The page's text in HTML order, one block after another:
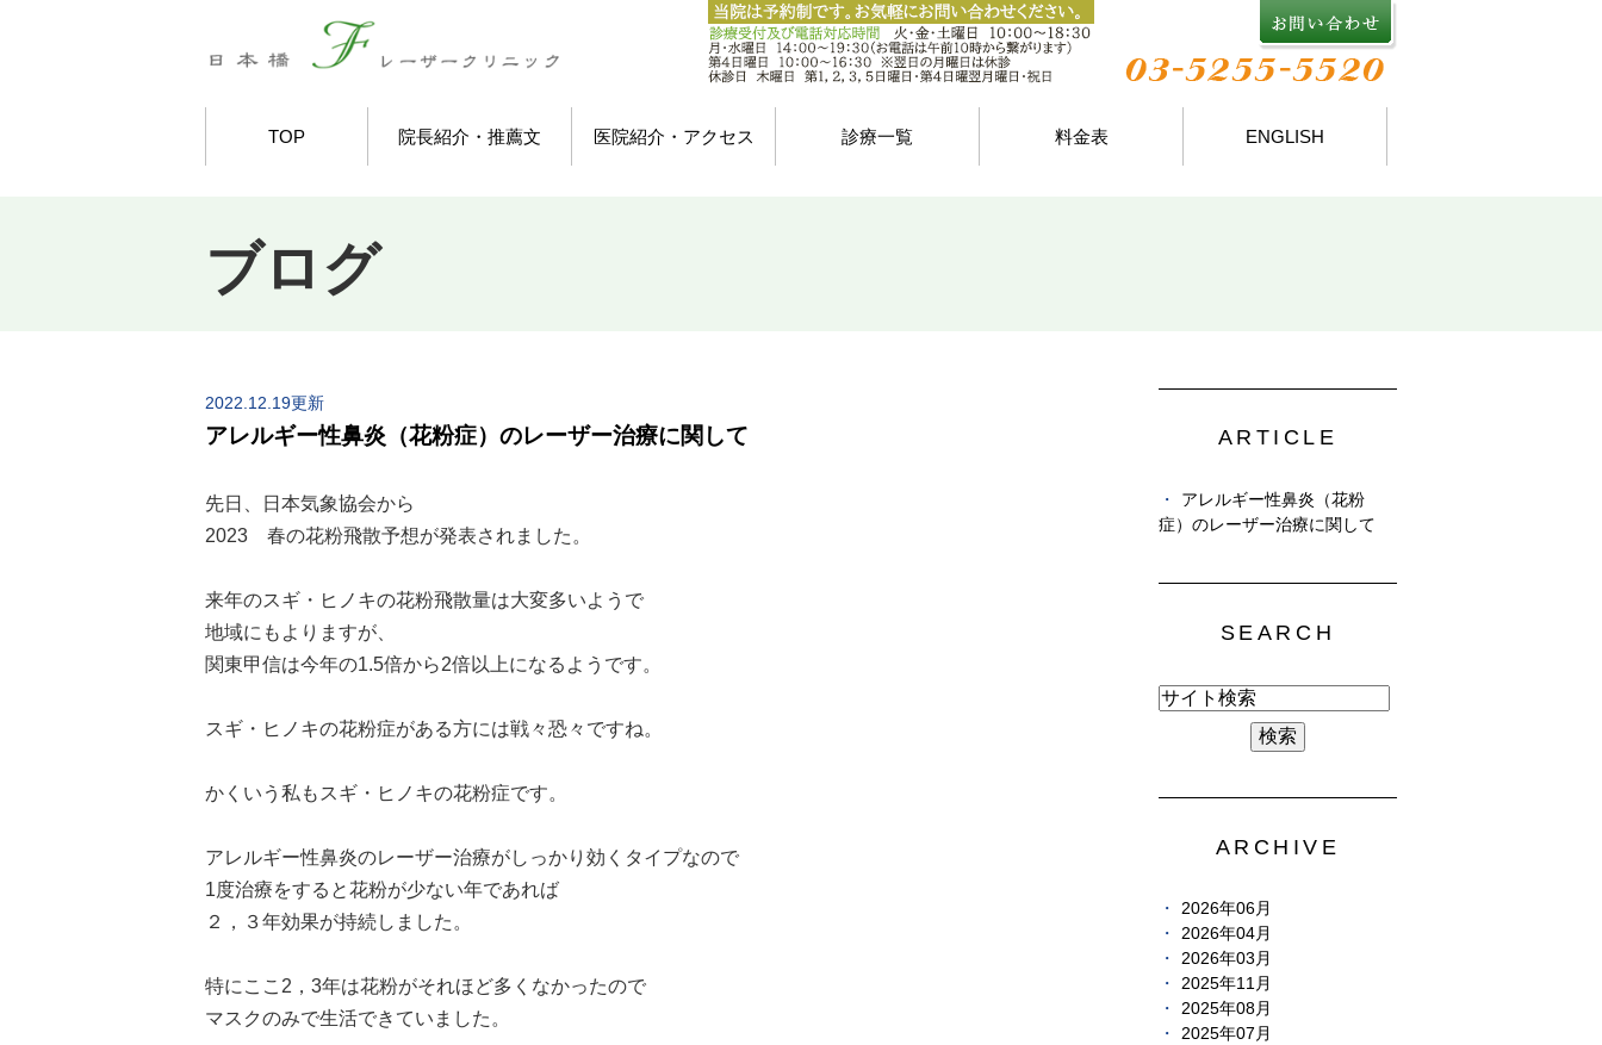
TOP 院長紹介・推薦文 医院紹介・アクセス 診療一覧 料金表 ENGLISH
ブログ
2022.12.19更新
アレルギー性鼻炎（花粉症）のレーザー治療に関して
先日、日本気象協会から
2023 春の花粉飛散予想が発表されました。
来年のスギ・ヒノキの花粉飛散量は大変多いようで
地域にもよりますが、
関東甲信は今年の1.5倍から2倍以上になるようです。
スギ・ヒノキの花粉症がある方には戦々恐々ですね。
かくいう私もスギ・ヒノキの花粉症です。
アレルギー性鼻炎のレーザー治療がしっかり効くタイプなので
1度治療をすると花粉が少ない年であれば
２，３年効果が持続しました。
特にここ2，3年は花粉がそれほど多くなかったので
マスクのみで生活できていました。
ARTICLE
アレルギー性鼻炎（花粉
症）のレーザー治療に関して
SEARCH
ARCHIVE
2026年06月
2026年04月
2026年03月
2025年11月
2025年08月
2025年07月